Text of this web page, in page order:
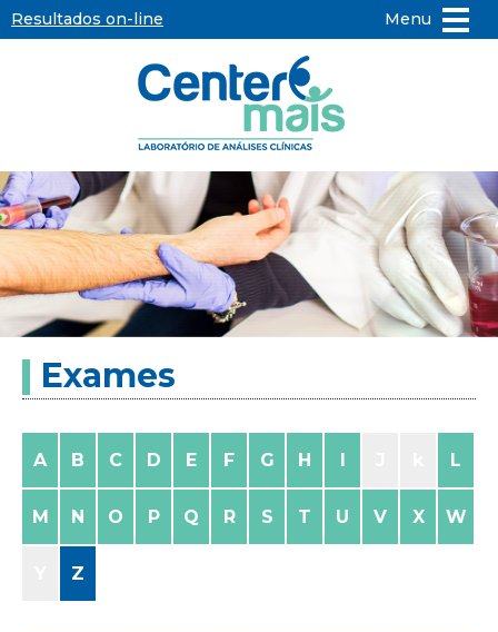
Resultados on-line Menu
Center
Mais
-
Laboratório
Análises
Exames
A B C D E F G H I L
M N O P Q R S T U V X W
Z